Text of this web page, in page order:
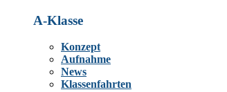
A-Klasse
Konzept
Aufnahme
News
Klassenfahrten